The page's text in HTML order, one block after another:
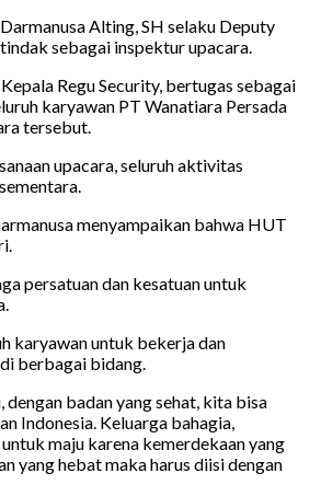
Alting, SH selaku Deputy
sebagai inspektur upacara.
Regu Security, bertugas sebagai
karyawan PT Wanatiara Persada
tersebut.
upacara, seluruh aktivitas
menyampaikan bahwa HUT
persatuan dan kesatuan untuk
karyawan untuk bekerja dan
berbagai bidang.
dengan badan yang sehat, kita bisa
Indonesia. Keluarga bahagia,
maju karena kemerdekaan yang
yang hebat maka harus diisi dengan